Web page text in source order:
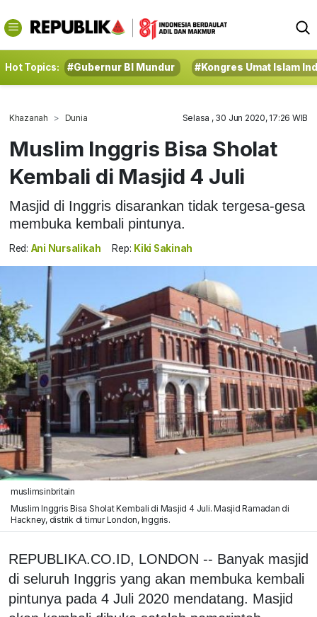
Hot Topics: #Gubernur BI Mundur #Kongres Umat Islam
Khazanah Dunia Selasa , 30 Jun 2020, 17:26 WIB
Muslim Inggris Bisa Sholat
Kembali di Masjid 4 Juli
Masjid di Inggris disarankan tidak tergesa-gesa
membuka kembali pintunya.
Red: Ani Nursalikah Rep: Kiki Sakinah
muslimsinbritain
Muslim Inggris Bisa Sholat Kembali di Masjid 4 Juli. Masjid Ramadan di
Hackney, distrik di timur London, Inggris.
REPUBLIKA.CO.ID, LONDON -- Banyak masjid
di seluruh Inggris yang akan membuka kembali
pintunya pada 4 Juli 2020 mendatang. Masjid